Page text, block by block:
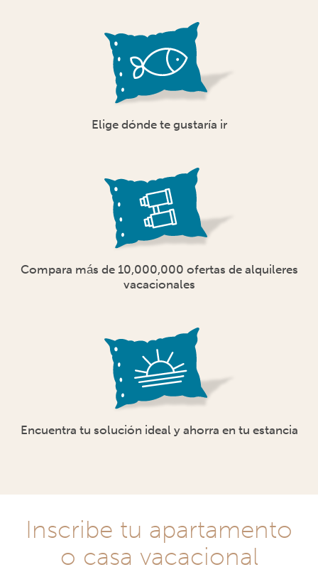
Elige dónde te gustaría ir
Compara más de 10,000,000 ofertas de alquileres
vacacionales
Encuentra tu solución ideal y ahorra en tu estancia
Inscribe tu apartamento
o casa vacacional